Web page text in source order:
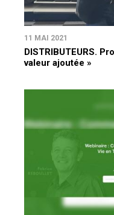
11 MAI 2021
DISTRIBUTEURS.
valeur ajoutée »